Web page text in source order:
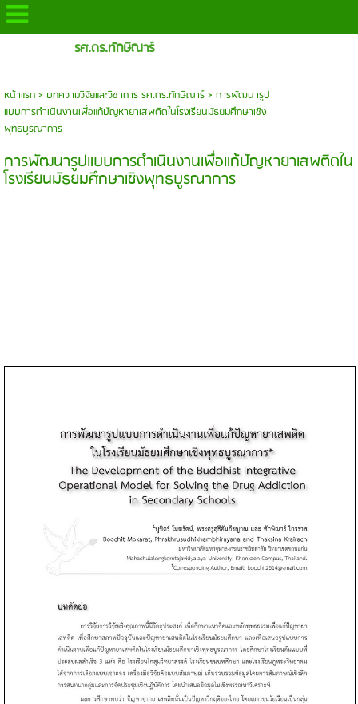
รศ.ดร.ทักษิณาร์
หน้าแรก> บทความวิจัยและวิชาการ รศ.ดร.ทักษิณาร์> การพัฒนารูป
แบบการดำเนินงานเพื่อแก้ปัญหายาเสพติดในโรงเรียนมัธยมศึกษาเชิง
พุทธบูรณาการ
การพัฒนารูปแบบการดำเนินงานเพื่อแก้ปัญหายาเสพติดใน
โรงเรียนมัธยมศึกษาเชิงพุทธบูรณาการ